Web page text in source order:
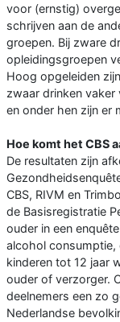
voor (ernstig)
schrijven aan de
groepen. Bij zware
opleidingsgroepen
Hoog opgeleiden
zwaar drinken
en onder hen zijn er
Hoe komt het CBS
De resultaten zijn
CBS, RIVM en
de Basisregistratie
ouder in een
alcohol consumptie,
kinderen tot 12 jaar
ouder of verzorger.
deelnemers een zo
Nederlandse